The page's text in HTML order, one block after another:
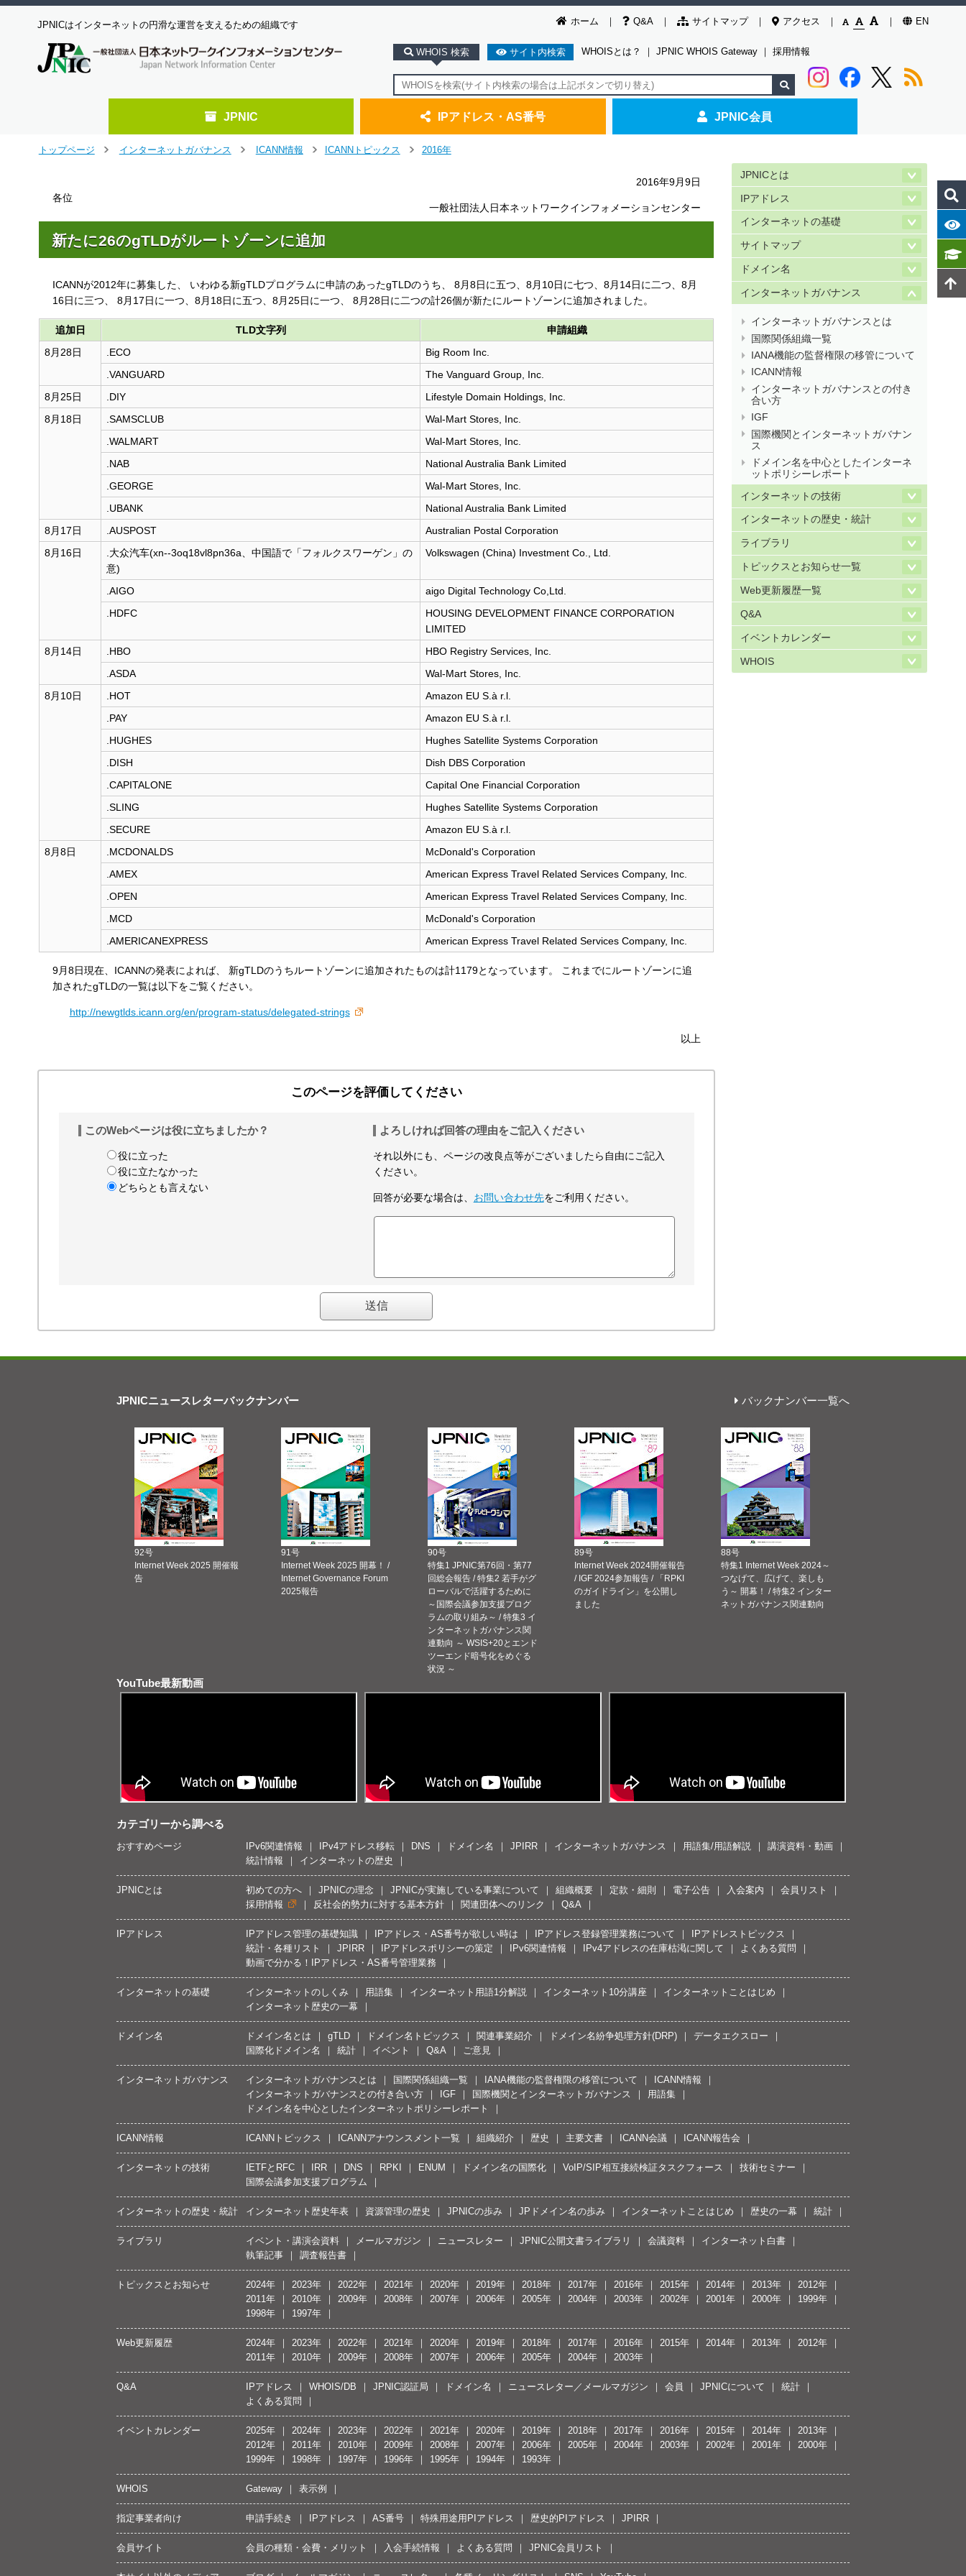
ホーム Q&A サイトマップ アクセス EN
JPNICはインターネットの円滑な運営を支えるための組織です
WHOIS 検索 サイト内検索 WHOISとは？ ｜ JPNIC WHOIS Gateway ｜ 採用情報
JPNIC IPアドレス・AS番号 JPNIC会員
トップページ
インターネットガバナンス
ICANN情報
ICANNトピックス
2016年
2016年9月9日
各位
一般社団法人日本ネットワークインフォメーションセンター
新たに26のgTLDがルートゾーンに追加
ICANNが2012年に募集した、 いわゆる新gTLDプログラムに申請のあったgTLDのうち、 8月8日に五つ、8月10日に七つ、8月14日に二つ、8月
16日に三つ、 8月17日に一つ、8月18日に五つ、8月25日に一つ、 8月28日に二つの計26個が新たにルートゾーンに追加されました。
追加日 TLD文字列
申請組織
8月28日
.ECO
Big Room Inc.
.VANGUARD
The Vanguard Group, Inc.
8月25日
.DIY
Lifestyle Domain Holdings, Inc.
8月18日
.SAMSCLUB
Wal-Mart Stores, Inc.
.WALMART
Wal-Mart Stores, Inc.
.NAB
National Australia Bank Limited
.GEORGE
Wal-Mart Stores, Inc.
.UBANK
National Australia Bank Limited
8月17日
.AUSPOST
Australian Postal Corporation
8月16日
.大众汽车(xn--3oq18vl8pn36a、中国語で「フォルクスワーゲン」の
意)
Volkswagen (China) Investment Co., Ltd.
.AIGO
aigo Digital Technology Co,Ltd.
.HDFC
HOUSING DEVELOPMENT FINANCE CORPORATION
LIMITED
8月14日
.HBO
HBO Registry Services, Inc.
.ASDA
Wal-Mart Stores, Inc.
8月10日
.HOT
Amazon EU S.à r.l.
.PAY
Amazon EU S.à r.l.
.HUGHES
Hughes Satellite Systems Corporation
.DISH
Dish DBS Corporation
.CAPITALONE
Capital One Financial Corporation
.SLING
Hughes Satellite Systems Corporation
.SECURE
Amazon EU S.à r.l.
8月8日
.MCDONALDS
McDonald's Corporation
.AMEX
American Express Travel Related Services Company, Inc.
.OPEN
American Express Travel Related Services Company, Inc.
.MCD
McDonald's Corporation
.AMERICANEXPRESS
American Express Travel Related Services Company, Inc.
9月8日現在、ICANNの発表によれば、 新gTLDのうちルートゾーンに追加されたものは計1179となっています。 これまでにルートゾーンに追
加されたgTLDの一覧は以下をご覧ください。
http://newgtlds.icann.org/en/program-status/delegated-strings
以上
JPNICとは
IPアドレス
インターネットの基礎
サイトマップ
ドメイン名
インターネットガバナンス
インターネットガバナンスとは
国際関係組織一覧
IANA機能の監督権限の移管について
ICANN情報
インターネットガバナンスとの付き
合い方
IGF
国際機関とインターネットガバナン
ス
ドメイン名を中心としたインターネ
ットポリシーレポート
インターネットの技術
インターネットの歴史・統計
ライブラリ
トピックスとお知らせ一覧
Web更新履歴一覧
Q&A
イベントカレンダー
WHOIS
このページを評価してください
このWebページは役に立ちましたか？
役に立った
役に立たなかった
どちらとも言えない
よろしければ回答の理由をご記入ください
それ以外にも、ページの改良点等がございましたら自由にご記入
ください。
回答が必要な場合は、 お問い合わせ先をご利用ください。
JPNICニュースレターバックナンバー バックナンバー一覧へ
92号
Internet Week 2025 開催報
告
91号
Internet Week 2025 開幕！ /
Internet Governance Forum
2025報告
90号
特集1 JPNIC第76回・第77
回総会報告 / 特集2 若手がグ
ローバルで活躍するために
～国際会議参加支援プログ
ラムの取り組み～ / 特集3 イ
ンターネットガバナンス関
連動向 ～ WSIS+20とエンド
ツーエンド暗号化をめぐる
状況 ～
89号
Internet Week 2024開催報告
/ IGF 2024参加報告 / 「RPKI
のガイドライン」を公開し
ました
88号
特集1 Internet Week 2024～
つなげて、広げて、楽しも
う～ 開幕！ / 特集2 インター
ネットガバナンス関連動向
YouTube最新動画
カテゴリーから調べる
おすすめページ IPv6関連情報 IPv4アドレス移転 DNS ドメイン名 JPIRR インターネットガバナンス 用語集/用語解説
講演資料・動画
統計情報
インターネットの歴史
JPNICとは 初めての方へ JPNICの理念 JPNICが実施している事業について 組織概要 定款・細則 電子公告 入会案内
会員リスト
採用情報
反社会的勢力に対する基本方針 関連団体へのリンク Q&A
IPアドレス IPアドレス管理の基礎知識 IPアドレス・AS番号が欲しい時は IPアドレス登録管理業務について
IPアドレストピックス
統計・各種リスト
JPIRR IPアドレスポリシーの策定 IPv6関連情報 IPv4アドレスの在庫枯渇に関して
よくある質問
動画で分かる！IPアドレス・AS番号管理業務
インターネットの基礎 インターネットのしくみ 用語集 インターネット用語1分解説 インターネット10分講座
インターネットことはじめ
インターネット歴史の一幕
ドメイン名 ドメイン名とは gTLD ドメイン名トピックス 関連事業紹介 ドメイン名紛争処理方針(DRP)
データエクスロー
国際化ドメイン名
統計 イベント Q&A ご意見
インターネットガバナンス インターネットガバナンスとは 国際関係組織一覧 IANA機能の監督権限の移管について
ICANN情報
インターネットガバナンスとの付き合い方
IGF 国際機関とインターネットガバナンス
用語集
ドメイン名を中心としたインターネットポリシーレポート
ICANN情報 ICANNトピックス ICANNアナウンスメント一覧 組織紹介 歴史 主要文書 ICANN会議 ICANN報告会
インターネットの技術 IETFとRFC IRR DNS RPKI ENUM ドメイン名の国際化 VoIP/SIP相互接続検証タスクフォース
技術セミナー
国際会議参加支援プログラム
インターネットの歴史・統計 インターネット歴史年表 資源管理の歴史 JPNICの歩み JPドメイン名の歩み インターネットことはじめ 歴史の一幕 統計
ライブラリ イベント・講演会資料 メールマガジン ニュースレター JPNIC公開文書ライブラリ 会議資料
インターネット白書
執筆記事
調査報告書
トピックスとお知らせ 2024年 2023年 2022年 2021年 2020年 2019年 2018年 2017年 2016年 2015年 2014年 2013年
2012年
2011年
2010年 2009年 2008年 2007年 2006年 2005年 2004年 2003年 2002年 2001年 2000年
1999年
1998年
1997年
Web更新履歴 2024年 2023年 2022年 2021年 2020年 2019年 2018年 2017年 2016年 2015年 2014年 2013年
2012年
2011年
2010年 2009年 2008年 2007年 2006年 2005年 2004年 2003年
Q&A IPアドレス WHOIS/DB JPNIC認証局 ドメイン名 ニュースレター／メールマガジン 会員 JPNICについて
統計
よくある質問
イベントカレンダー 2025年 2024年 2023年 2022年 2021年 2020年 2019年 2018年 2017年 2016年 2015年 2014年
2013年
2012年
2011年 2010年 2009年 2008年 2007年 2006年 2005年 2004年 2003年 2002年 2001年
2000年
1999年
1998年 1997年 1996年 1995年 1994年 1993年
WHOIS Gateway 表示例
指定事業者向け 申請手続き IPアドレス AS番号 特殊用途用PIアドレス 歴史的PIアドレス JPIRR
会員サイト 会員の種類・会費・メリット 入会手続情報 よくある質問 JPNIC会員リスト